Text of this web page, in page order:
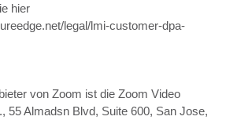
hier
legal/lmi-customer-dpa-
von Zoom ist die Zoom Video
55 Almadsn Blvd, Suite 600, San Jose,